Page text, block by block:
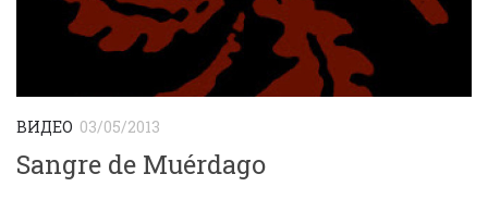
ВИДЕО 03/05/2013
Sangre de Muérdago